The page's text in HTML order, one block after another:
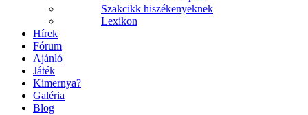
Szakcikk hiszékenyeknek
Lexikon
Hírek
Fórum
Ajánló
Játék
Kimernya?
Galéria
Blog